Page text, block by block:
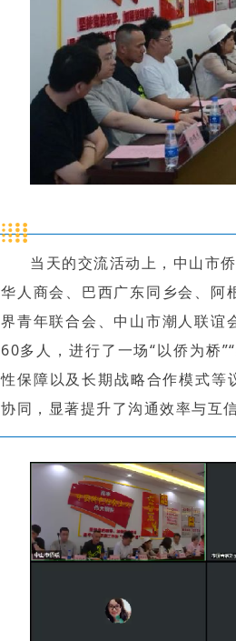
当天的交流活动上，中山市
华人商会、巴西广东同乡会、阿
界青年联合会、中山市潮人联谊
60多人，进行了一场“以侨为桥
性保障以及长期战略合作模式等
协同，显著提升了沟通效率与互